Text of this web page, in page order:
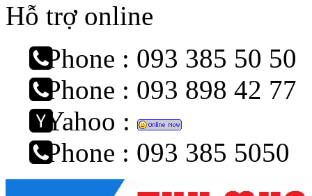
Hỗ trợ online
Phone : 093 385 50 50
Phone : 093 898 42 77
Yahoo :
Phone : 093 385 5050